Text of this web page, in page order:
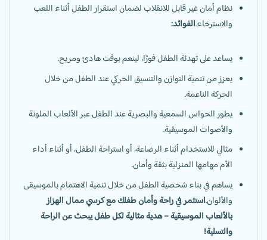
نظام أمان غير قابل للانقلاب لضمان استقرار الطفل أثناء اللعب
والاسترخاء.الفوائد:
يساعد على تهدئة الطفل فورًا، لينعم بوقت هادئ ومريح.
يعزز من تنمية التوازن والتنسيق الحركي عند الطفل من خلال
الحركة الناعمة.
يطور الحواس السمعية والبصرية عند الطفل عبر الألعاب الملونة
والأصوات الموسيقية.
مثالي للاستخدام أثناء الرضاعة، أو استراحة الطفل، أو أثناء أداء
الأم مهامها المنزلية بثقة وأمان.
يساهم في بناء شخصية الطفل من خلال تنمية الاهتمام بالموسيقى
والألوان.استثمر في راحة وأمان طفلك مع كرسي ممال الهزاز
بالألعاب الموسيقية – هدية مثالية لكل طفل يبحث عن الراحة
والتسلية!